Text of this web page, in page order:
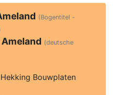
(Bogentitel -
(deutsche
Bouwplaten